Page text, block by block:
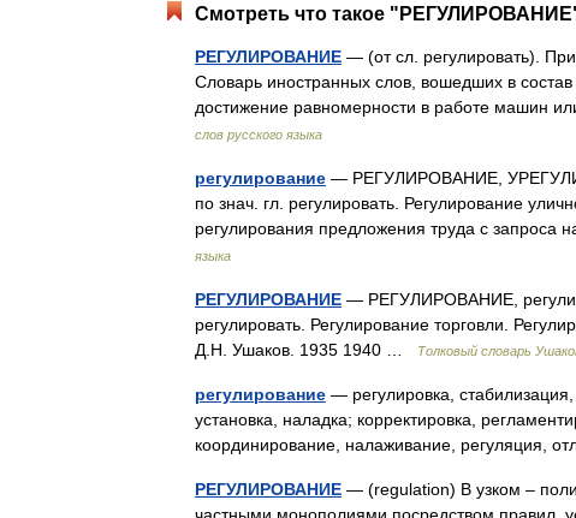
Смотреть что такое
РЕГУЛИРОВАНИЕ — (от сл. регулировать).
Словарь иностранных слов, вошедших в
достижение равномерности в работе машин
слов русского языка
регулирование — РЕГУЛИРОВАНИЕ,
по знач. гл. регулировать. Регулирование
регулирования предложения труда с запроса
языка
РЕГУЛИРОВАНИЕ — РЕГУЛИРОВАНИЕ,
регулировать. Регулирование торговли.
Д.Н. Ушаков. 1935 1940 …
Толковый словарь
регулирование — регулировка,
установка, наладка; корректировка,
координирование, налаживание, регуляция,
РЕГУЛИРОВАНИЕ — (regulation) В узком –